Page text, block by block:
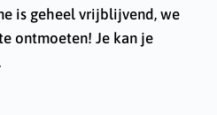
is geheel vrijblijvend, we
ontmoeten! Je kan je